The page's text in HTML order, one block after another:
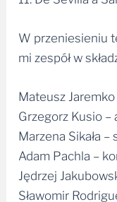
W przeniesieniu
mi zespół w
Mateusz Jaremko
Grzegorz Kusio –
Marzena Sikała –
Adam Pachla –
Jędrzej
Sławomir